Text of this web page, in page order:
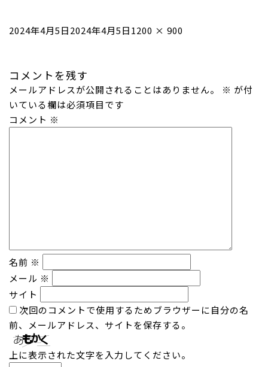
投
2024年4月5日2024年4月5日フ
ズ
1200 × 900
コメントを残す
メールアドレスが公開されることはありません。 ※ が付
いている欄は必須項目です
コメント ※
名前 ※
メール ※
サイト
次回のコメントで使用するためブラウザーに自分の名
前、メールアドレス、サイトを保存する。
上に表示された文字を入力してください。